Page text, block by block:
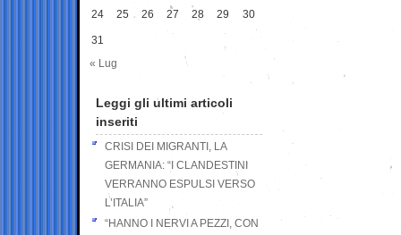
24 25 26 27 28 29 30
31
« Lug
Leggi gli ultimi articoli
inseriti
CRISI DEI MIGRANTI, LA
GERMANIA: “I CLANDESTINI
VERRANNO ESPULSI VERSO
L’ITALIA”
“HANNO I NERVI A PEZZI, CON